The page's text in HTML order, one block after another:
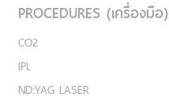
PROCEDURES (เครื่องมือ)
CO2
IPL
ND:YAG LASER